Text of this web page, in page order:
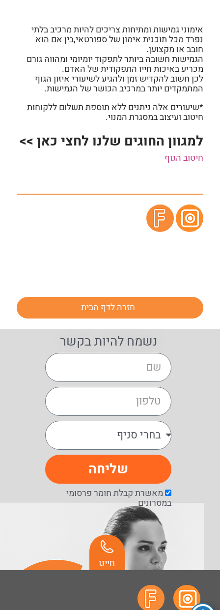
אימוני גמישות ומתיחות צריכים להיות מרכיב בלתי
נפרד מכל תוכנית אימון של ספורטאי,בין אם הוא
חובב או מקצוען.
הגמישות חשובה ביותר לתפקוד יומיומי ומהווה גורם
מכריע באיכות חייו התפקודית של האדם.
לכן חשוב להקדיש זמן ולהגיע לשיעורי איזון הגוף
המתמקדים יותר במרכיב הכושר של הגמישות.
*שיעורים אלה ניתנים ללא תוספת תשלום ללקוחות
חיטוב ועיצוב במסגרת המנוי.
למגוון החוגים שלנו לחצי כאן >>
חיטוב הגוף
חזרה לדף הבית
נשמח להיות בקשר
מאשרת קבלת חומר פרסומי
במסרונים
שליחה
חייגו